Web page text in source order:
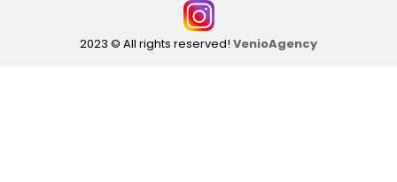
2023 © All rights reserved! VenioAgency